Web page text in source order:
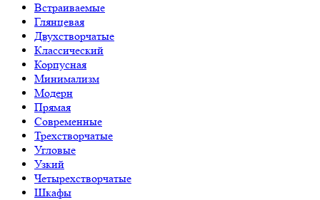
Встраиваемые
Глянцевая
Двухстворчатые
Классический
Корпусная
Минимализм
Модерн
Прямая
Современные
Трехстворчатые
Угловые
Узкий
Четырехстворчатые
Шкафы